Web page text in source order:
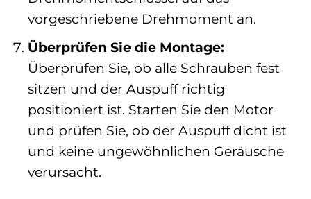
vorgeschriebene Drehmoment an.
Überprüfen Sie die Montage:
Überprüfen Sie, ob alle Schrauben fest
sitzen und der Auspuff richtig
positioniert ist. Starten Sie den Motor
und prüfen Sie, ob der Auspuff dicht ist
und keine ungewöhnlichen Geräusche
verursacht.